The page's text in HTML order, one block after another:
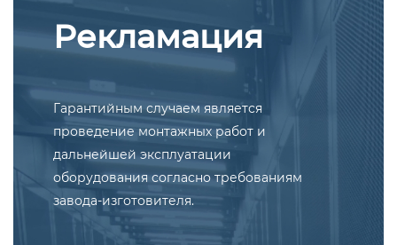
Рекламация
Гарантийным случаем является
проведение монтажных работ и
дальнейшей эксплуатации
оборудования согласно требованиям
завода-изготовителя.